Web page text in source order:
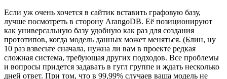
Если уж очень хочется в сайтик вставить графовую базу,
лучше посмотреть в сторону ArangoDB. Её позиционируют
как универсальную базу удобную как раз для создания
прототипов, когда модель данных может меняться. (Блин, ну
10 раз взвесьте сначала, нужна ли вам в проекте редкая
сложная система, требующая других подходов. Все проблемы
и вопросы придется задавать в гугл группе и ждать несколько
дней ответ. При том, что в 99,99% случаев ваша модель не